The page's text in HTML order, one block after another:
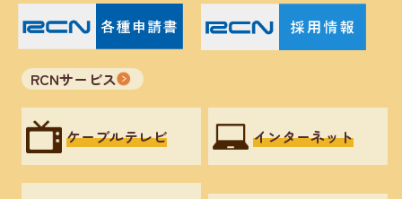
RCNサービス
ケーブルテレビ インターネット